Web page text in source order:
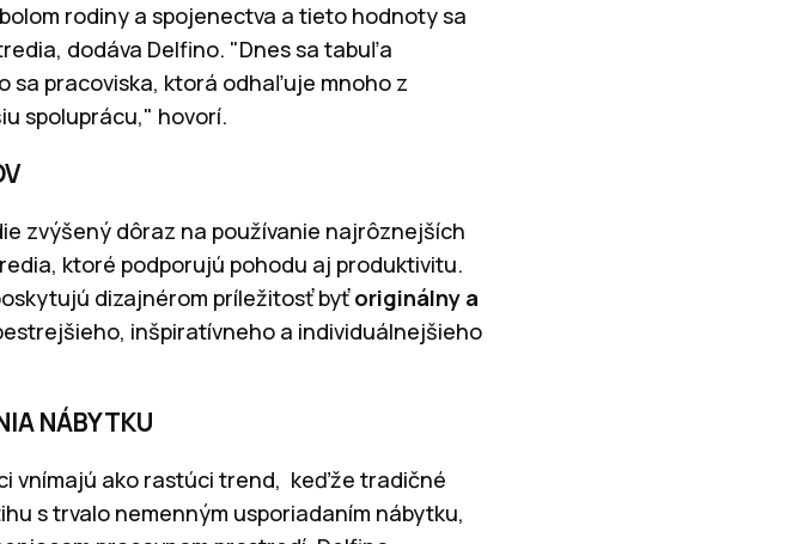
rodiny a spojenectva a tieto hodnoty sa
dodáva Delfino. "Dnes sa tabuľa
sa pracoviska, ktorá odhaľuje mnoho z
spoluprácu," hovorí.
zvýšený dôraz na používanie najrôznejších
ktoré podporujú pohodu aj produktivitu.
dizajnérom príležitosť byťoriginálny a
inšpiratívneho a individuálnejšieho
NÁBYTKU
vnímajú ako rastúci trend, keďže tradičné
s trvalo nemenným usporiadaním nábytku,